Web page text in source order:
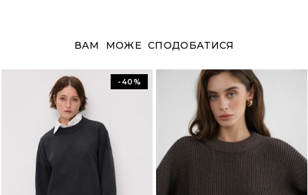
ВАМ МОЖЕ СПОДОБАТИСЯ
-40%